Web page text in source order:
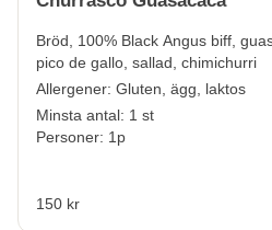
Bröd, 100% Black Angus biff,
pico de gallo, sallad, chimichurri
Allergener: Gluten, ägg, laktos
Minsta antal: 1 st
Personer: 1p
150 kr